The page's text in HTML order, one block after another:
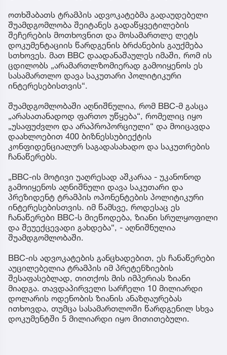
ოთხშაბათს ტრამპის ადვოკატებმა გადაუდებელი
შუამდგომლობა შეიტანეს გადაწყვეტილების
შეჩერების მოთხოვნით და მოსამართლე ლეტს
დოკუმენტაციის წარდგენის ბრძანების გაუქმება
სთხოვეს. მათ BBC დაადანაშაულეს იმაში, რომ ის
ცდილობს „არამართლზომიერად გამოიყენოს ეს
სასამართლო დავა საკუთარი პოლიტიკური
ინტერესებისთვის“.
შუამდგომლობაში აღნიშნულია, რომ BBC-მ გასცა
„არასათანადოდ ფართო უწყება“, რომელიც იყო
„უსაფუძვლო და არაპროპორციული“ და მოიცავდა
დაახლოებით 400 ბიზნესსუბიექტის
კონფიდენციალურ საგადასახადო და საკუთრების
ჩანაწერებს.
„BBC-ის მოტივი უაღრესად აშკარაა - უკანონოდ
გამოიყენოს აღნიშნული დავა საკუთარი და
პრეზიდენტ ტრამპის ოპონენტების პოლიტიკური
ინტერესებისთვის. იმ წამსვე, როდესაც ეს
ჩანაწერები BBC-ს მიეწოდება, ზიანი სრულყოფილი
და შეუექცევადი გახდება“, - აღნიშნულია
შუამდგომლობაში.
BBC-ის ადვოკატების განცხადებით, ეს ჩანაწერები
აუცილებელია ტრამპის იმ პრეტენზიების
შესაფასებლად, თითქოს მის იმპერიას ზიანი
მიადგა. თავდაპირველი სარჩელი 10 მილიარდი
დოლარის ოდენობის ზიანის ანაზღაურებას
ითხოვდა, თუმცა სასამართლოში წარდგენილ სხვა
დოკუმენტში 5 მილიარდი იყო მითითებული.